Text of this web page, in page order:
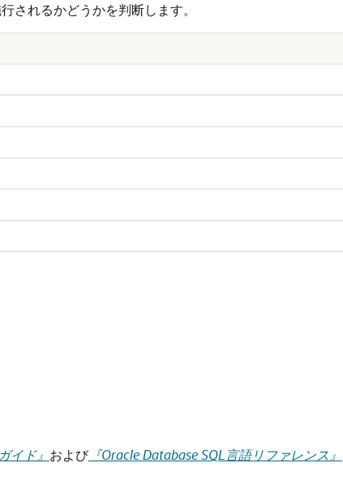
されるかどうかを判断します。
イド』 および『Oracle Database SQL言語リファレンス』